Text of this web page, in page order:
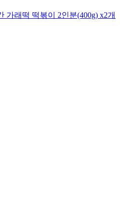
가래떡 떡볶이 2인분(400g) x2개